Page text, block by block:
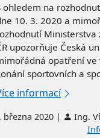
ohledem na
10. 3. 2020 a
Ministerstva
upozorňuje Česká
opatření ve
sportovních a
informací
března 2020 |
Ing.